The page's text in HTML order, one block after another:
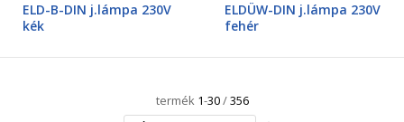
ELD-B-DIN j.lámpa 230V
kék
ELDÜW-DIN j.lámpa 230V
fehér
termék 1-30/356